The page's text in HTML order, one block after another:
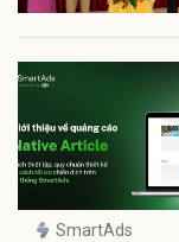
SmartAds